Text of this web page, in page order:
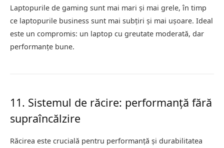
Laptopurile de gaming sunt mai mari și mai grele, în timp
ce laptopurile business sunt mai subțiri și mai ușoare. Ideal
este un compromis: un laptop cu greutate moderată, dar
performanțe bune.
11. Sistemul de răcire: performanță fără
supraîncălzire
Răcirea este crucială pentru performanță și durabilitatea